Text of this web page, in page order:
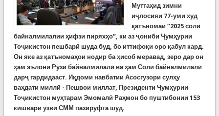
Муттаҳид зимни
иҷлосияи 77-уми худ
қатъномаи “2025 соли
байналмилалии ҳифзи пиряхҳо”, ки аз ҷониби Ҷумҳурии
Тоҷикистон пешбарӣ шуда буд, бо иттифоқи оро қабул кард.
Он яке аз қатъномаҳои нодир ба ҳисоб меравад, зеро дар он
ҳам эълони Рӯзи байналмилалӣ ва ҳам Соли байналмилалӣ
дарҷ гардидааст. Иқдоми навбатии Асосгузори сулҳу
ваҳдати миллӣ - Пешвои миллат, Президенти Ҷумҳурии
Тоҷикистон муҳтарам Эмомалӣ Раҳмон бо пуштибонии 153
кишвари узви СММ пазируфта шуд.